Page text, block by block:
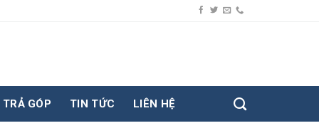
TRẢ GÓP TIN TỨC LIÊN HỆ